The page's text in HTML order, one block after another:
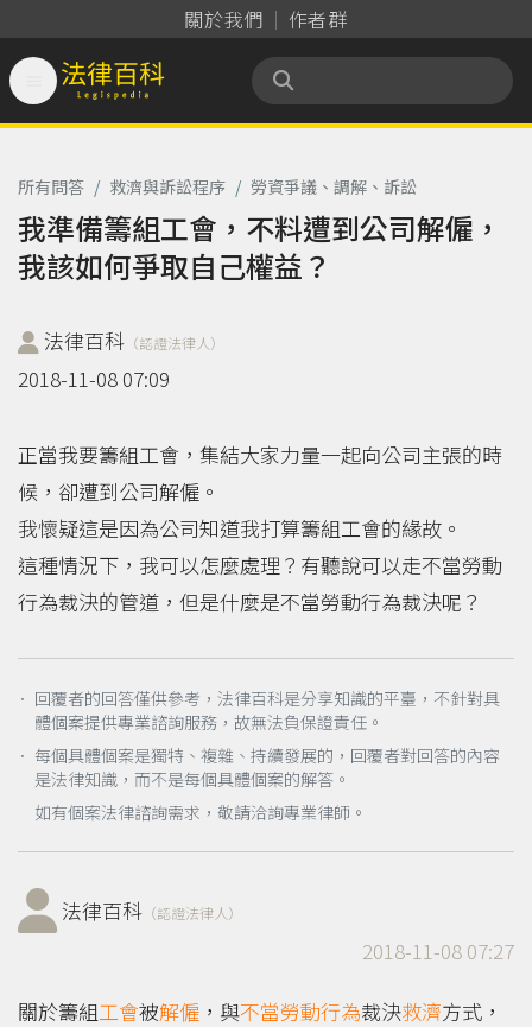
關於我們 作者群
法律百科 Legispedia
所有問答 / 救濟與訴訟程序 / 勞資爭議、調解、訴訟
我準備籌組工會，不料遭到公司解僱，
我該如何爭取自己權益？
法律百科 （認證法律人）
2018-11-08 07:09
正當我要籌組工會，集結大家力量一起向公司主張的時
候，卻遭到公司解僱。
我懷疑這是因為公司知道我打算籌組工會的緣故。
這種情況下，我可以怎麼處理？有聽說可以走不當勞動
行為裁決的管道，但是什麼是不當勞動行為裁決呢？
． 回覆者的回答僅供參考，法律百科是分享知識的平臺，不針對具
體個案提供專業諮詢服務，故無法負保證責任。
． 每個具體個案是獨特、複雜、持續發展的，回覆者對回答的內容
是法律知識，而不是每個具體個案的解答。
如有個案法律諮詢需求，敬請洽詢專業律師。
法律百科 （認證法律人）
2018-11-08 07:27
關於籌組工會被解僱 ，與不當勞動行為裁決救濟方式，